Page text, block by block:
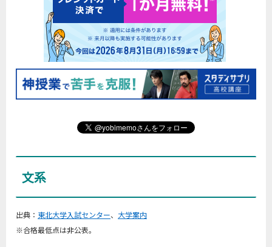
文系
出典： 東北大学入試センター、 大学案内
※合格最低点は非公表。